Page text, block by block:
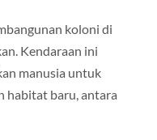
koloni di
Kendaraan ini
manusia untuk
habitat baru, antara